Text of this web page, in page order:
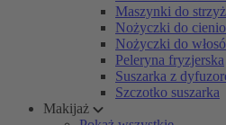
Maszynki do
Nożyczki do
Nożyczki do
Peleryna fryzjerska
Suszarka z
Szczotko suszarka
Makijaż